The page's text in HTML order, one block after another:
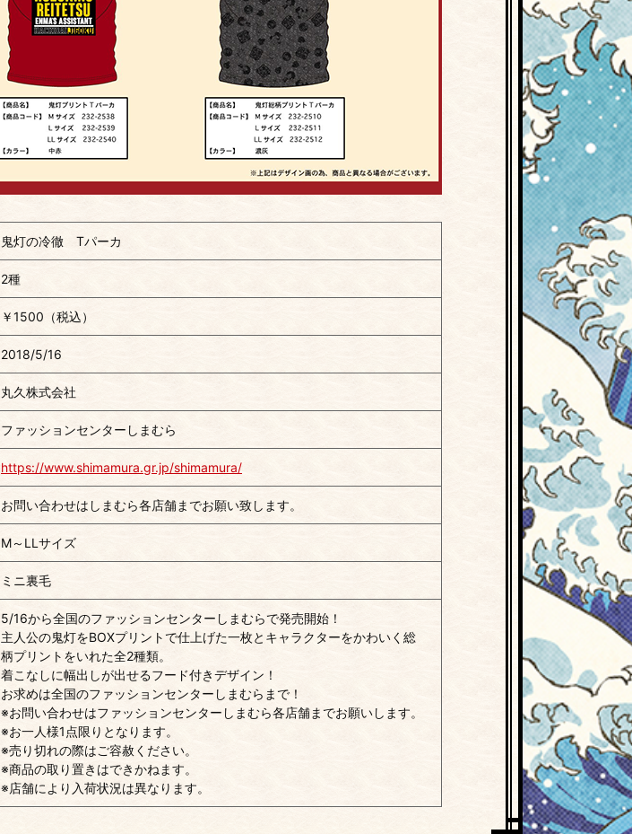
鬼灯の冷徹 Tパーカ
2種
￥1500（税込）
2018/5/16
丸久株式会社
ファッションセンターしまむら
https://www.shimamura.gr.jp/shimamura/
お問い合わせはしまむら各店舗までお願い致します。
M～LLサイズ
ミニ裏毛
5/16から全国のファッションセンターしまむらで発売開始！
主人公の鬼灯をBOXプリントで仕上げた一枚とキャラクターをかわいく総
柄プリントをいれた全2種類。
着こなしに幅出しが出せるフード付きデザイン！
お求めは全国のファッションセンターしまむらまで！
※お問い合わせはファッションセンターしまむら各店舗までお願いします。
※お一人様1点限りとなります。
※売り切れの際はご容赦ください。
※商品の取り置きはできかねます。
※店舗により入荷状況は異なります。